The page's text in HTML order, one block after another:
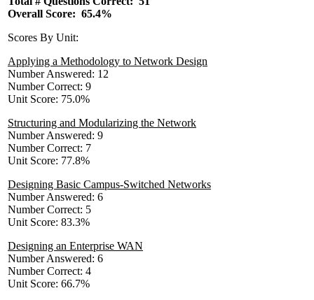
Overall Score: 65.4%
Scores By Unit:
Applying a Methodology to Network Design
Number Answered: 12
Number Correct: 9
Unit Score: 75.0%
Structuring and Modularizing the Network
Number Answered: 9
Number Correct: 7
Unit Score: 77.8%
Designing Basic Campus-Switched Networks
Number Answered: 6
Number Correct: 5
Unit Score: 83.3%
Designing an Enterprise WAN
Number Answered: 6
Number Correct: 4
Unit Score: 66.7%